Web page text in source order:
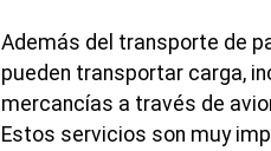
Además del transporte de
pueden transportar carga,
mercancías a través de
Estos servicios son muy